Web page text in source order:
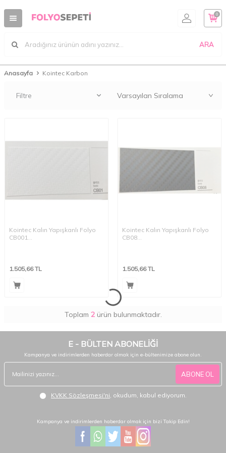
ARA
0
Anasayfa Kointec Karbon
Filtre
Kointec Kalın Yapışkanlı Folyo
CB001
1.505,66TL
Kointec Kalın Yapışkanlı Folyo
CB08
1.505,66TL
Toplam 2ürün bulunmaktadır.
E - BÜLTEN ABONELİĞİ
Kampanya ve indirimlerden haberdar olmak için e-bültenimize abone olun.
ABONE OL
KVKK Sözleşmesi'ni, okudum, kabul ediyorum.
Kampanya ve indirimlerden haberdar olmak için bizi Takip Edin!